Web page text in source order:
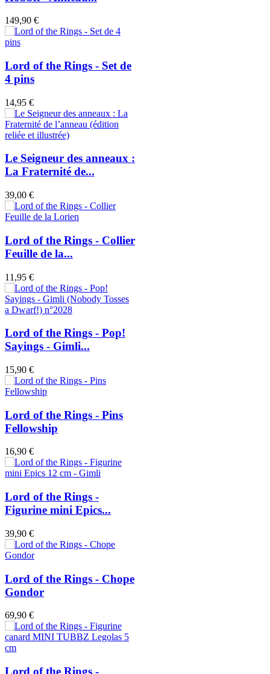
149,90 €
Lord of the Rings - Set de
4 pins
14,95 €
Le Seigneur des anneaux :
La Fraternité de...
39,00 €
Lord of the Rings - Collier
Feuille de la...
11,95 €
Lord of the Rings - Pop!
Sayings - Gimli...
15,90 €
Lord of the Rings - Pins
Fellowship
16,90 €
Lord of the Rings -
Figurine mini Epics...
39,90 €
Lord of the Rings - Chope
Gondor
69,90 €
Lord of the Rings -